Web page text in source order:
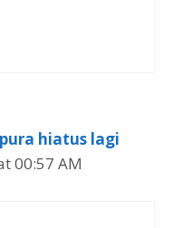
hiatus lagi
00:57 AM